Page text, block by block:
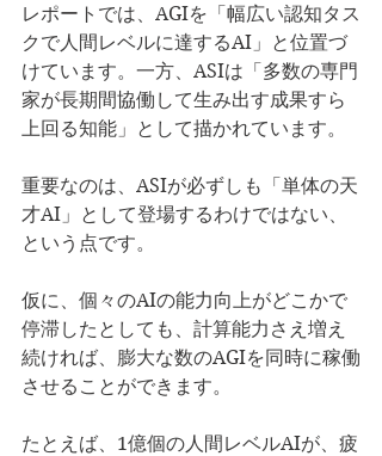
レポートでは、AGIを「幅広い認知タス
クで人間レベルに達するAI」と位置づ
けています。一方、ASIは「多数の専門
家が長期間協働して生み出す成果すら
上回る知能」として描かれています。
重要なのは、ASIが必ずしも「単体の天
才AI」として登場するわけではない、
という点です。
仮に、個々のAIの能力向上がどこかで
停滞したとしても、計算能力さえ増え
続ければ、膨大な数のAGIを同時に稼働
させることができます。
たとえば、1億個の人間レベルAIが、疲